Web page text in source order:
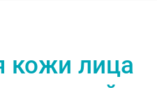
кожи лица